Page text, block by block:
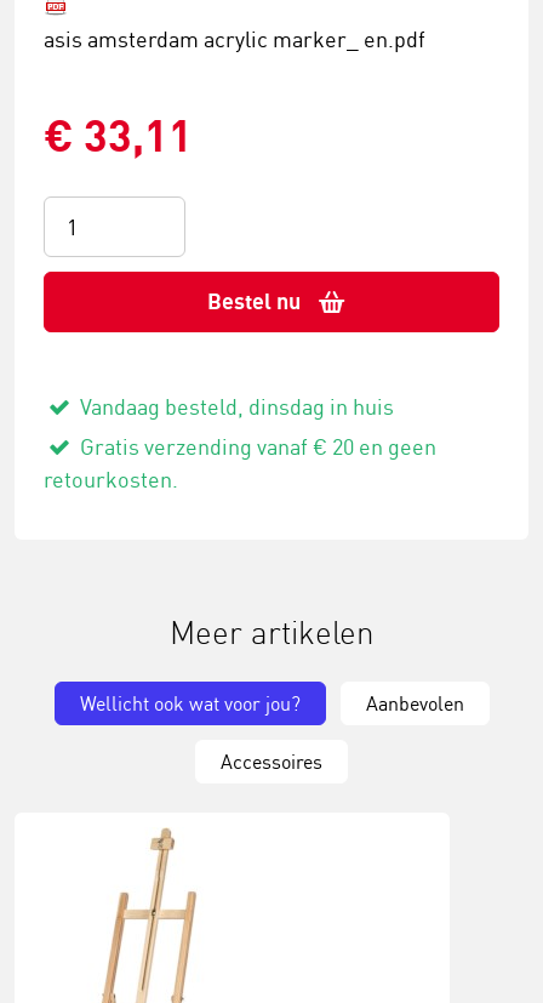
asis amsterdam acrylic marker_ en.pdf
€ 33,11
Bestel nu
Vandaag besteld, dinsdag in huis
Gratis verzending vanaf € 20 en geen
retourkosten.
Meer artikelen
Wellicht ook wat voor jou? Aanbevolen
Accessoires